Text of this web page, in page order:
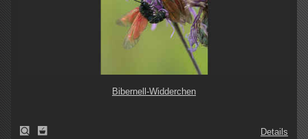
Bibernell-Widderchen
Details